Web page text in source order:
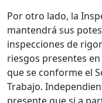
Por otro lado, la
mantendrá sus
inspecciones de
riesgos presentes
que se conforme el
Trabajo.